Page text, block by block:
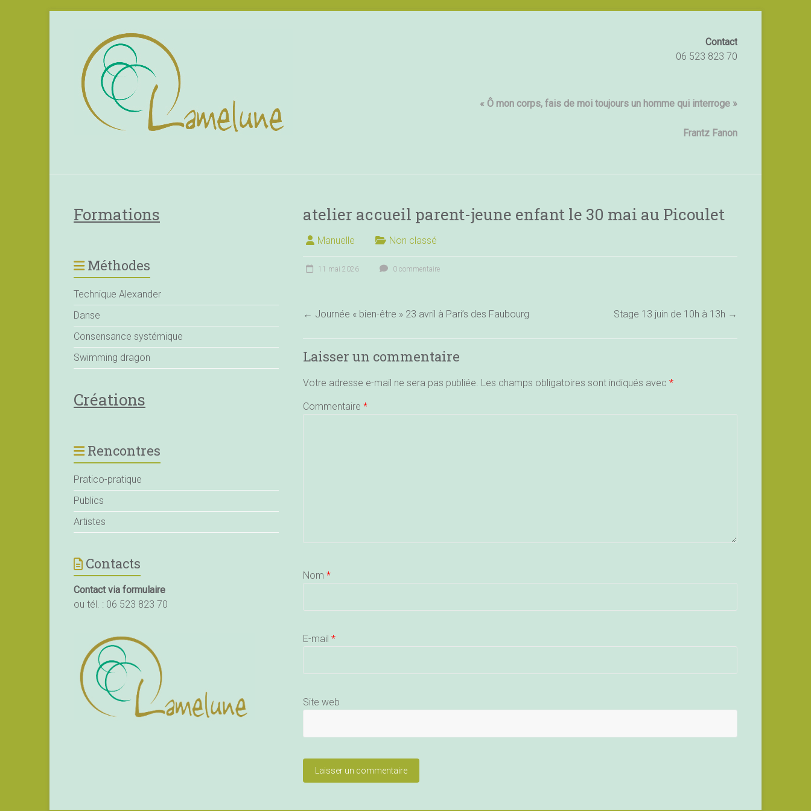
Contact
06 523 823 70
« Ô mon corps, fais de moi toujours un homme qui interroge »
Frantz Fanon
atelier accueil parent-jeune enfant le 30 mai au Picoulet
Manuelle Non classé
11 mai 2026 0 commentaire
← Journée « bien-être » 23 avril à Pari’s des Faubourg Stage 13 juin de 10h à 13h →
Laisser un commentaire
Votre adresse e-mail ne sera pas publiée. Les champs obligatoires sont indiqués avec *
Commentaire *
Nom *
E-mail *
Site web
Formations
Méthodes
Technique Alexander
Danse
Consensance systémique
Swimming dragon
Créations
Rencontres
Pratico-pratique
Publics
Artistes
Contacts
Contact via formulaire
ou tél. : 06 523 823 70